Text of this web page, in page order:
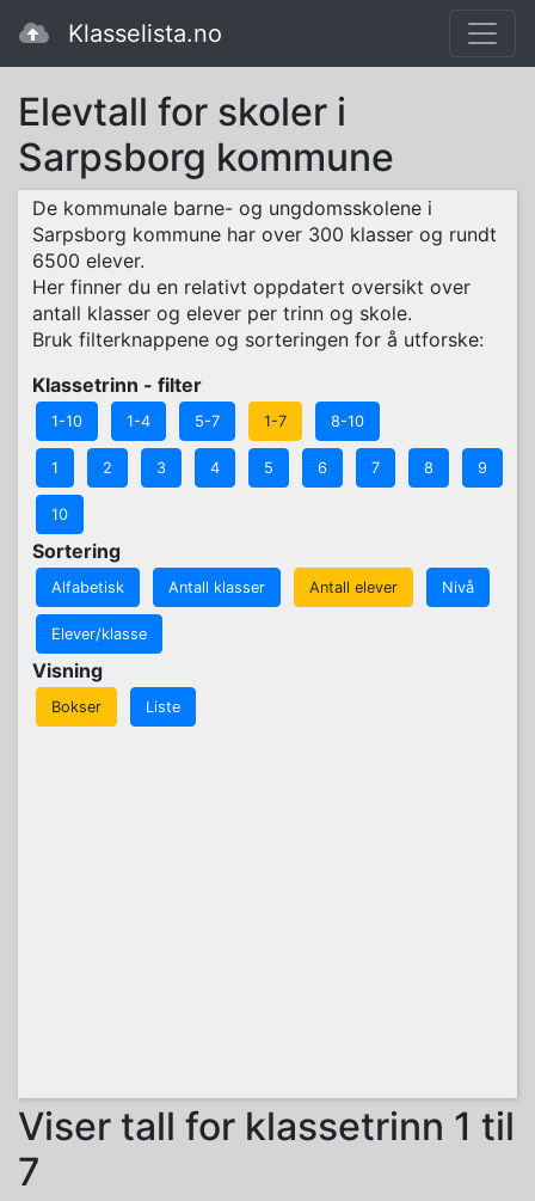
Klasselista.no
Elevtall for skoler i
Sarpsborg kommune
De kommunale barne- og ungdomsskolene i
Sarpsborg kommune har over 300 klasser og rundt
6500 elever.
Her finner du en relativt oppdatert oversikt over
antall klasser og elever per trinn og skole.
Bruk filterknappene og sorteringen for å utforske:
Klassetrinn - filter
1-10 1-4 5-7 1-7 8-10
1 2 3 4 5 6 7 8 9
10
Sortering
Alfabetisk Antall klasser Antall elever Nivå
Elever/klasse
Visning
Bokser Liste
Viser tall for klassetrinn 1 til
7